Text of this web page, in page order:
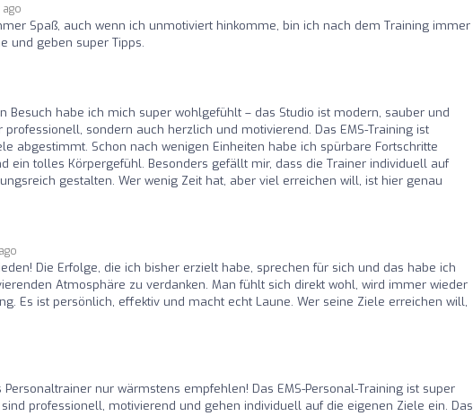
ago
Spaß, auch wenn ich unmotiviert hinkomme, bin ich nach dem Training immer
und geben super Tipps.
Besuch habe ich mich super wohlgefühlt – das Studio ist modern, sauber und
sondern auch herzlich und motivierend. Das EMS-Training ist
abgestimmt. Schon nach wenigen Einheiten habe ich spürbare Fortschritte
ein tolles Körpergefühl. Besonders gefällt mir, dass die Trainer individuell auf
gestalten. Wer wenig Zeit hat, aber viel erreichen will, ist hier genau
Die Erfolge, die ich bisher erzielt habe, sprechen für sich und das habe ich
Atmosphäre zu verdanken. Man fühlt sich direkt wohl, wird immer wieder
Es ist persönlich, effektiv und macht echt Laune. Wer seine Ziele erreichen will,
Personaltrainer nur wärmstens empfehlen! Das EMS-Personal-Training ist super
professionell, motivierend und gehen individuell auf die eigenen Ziele ein. Das